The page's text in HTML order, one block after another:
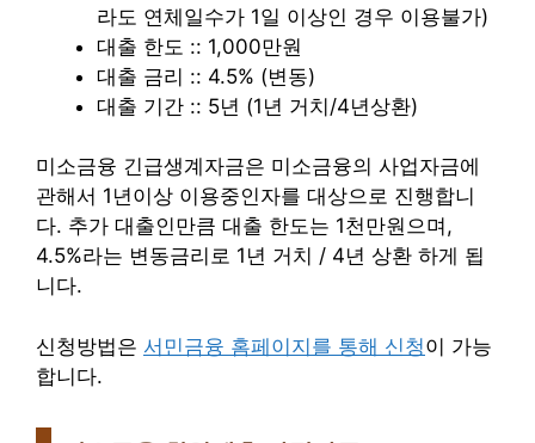
라도 연체일수가 1일 이상인 경우 이용불가)
대출 한도 :: 1,000만원
대출 금리 :: 4.5% (변동)
대출 기간 :: 5년 (1년 거치/4년상환)
미소금융 긴급생계자금은 미소금융의 사업자금에
관해서 1년이상 이용중인자를 대상으로 진행합니
다. 추가 대출인만큼 대출 한도는 1천만원으며,
4.5%라는 변동금리로 1년 거치 / 4년 상환 하게 됩
니다.
신청방법은 서민금융 홈페이지를 통해 신청이 가능
합니다.